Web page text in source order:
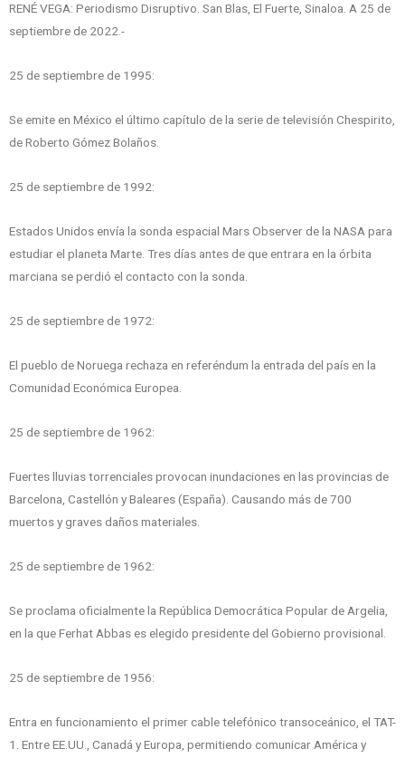
RENÉ VEGA: Periodismo Disruptivo. San Blas, El Fuerte, Sinaloa. A 25 de
septiembre de 2022.-
25 de septiembre de 1995:
Se emite en México el último capítulo de la serie de televisión Chespirito,
de Roberto Gómez Bolaños.
25 de septiembre de 1992:
Estados Unidos envía la sonda espacial Mars Observer de la NASA para
estudiar el planeta Marte. Tres días antes de que entrara en la órbita
marciana se perdió el contacto con la sonda.
25 de septiembre de 1972:
El pueblo de Noruega rechaza en referéndum la entrada del país en la
Comunidad Económica Europea.
25 de septiembre de 1962:
Fuertes lluvias torrenciales provocan inundaciones en las provincias de
Barcelona, Castellón y Baleares (España). Causando más de 700
muertos y graves daños materiales.
25 de septiembre de 1962:
Se proclama oficialmente la República Democrática Popular de Argelia,
en la que Ferhat Abbas es elegido presidente del Gobierno provisional.
25 de septiembre de 1956:
Entra en funcionamiento el primer cable telefónico transoceánico, el TAT-
1. Entre EE.UU., Canadá y Europa, permitiendo comunicar América y